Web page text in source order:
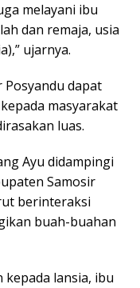
melayani ibu
dan remaja, usia
ujarnya.
dapat
masyarakat
luas.
Ayu didampingi
Samosir
berinteraksi
buah-buahan
lansia, ibu